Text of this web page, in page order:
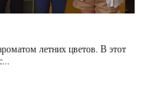
летних цветов. В этот